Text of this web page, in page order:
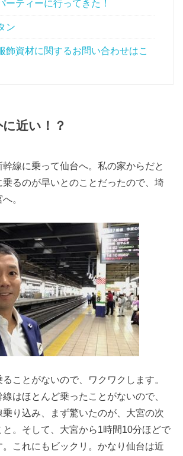
ーティーに行ってきた！
ン
飾資材に関するお問い合わせはこ
近い！？
線に乗って仙台へ。私の家からだと
るのが早いとのことだったので、埼
。
ことがないので、ワクワクします。
はほとんど乗ったことがないので、
り込み、まず驚いたのが、大宮の次
。そして、大宮から1時間10分ほどで
これにもビックリ。かなり仙台は近